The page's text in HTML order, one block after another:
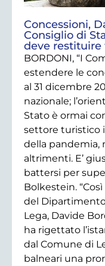
Concessioni,
Consiglio di
deve restituire
BORDONI, “I
estendere le
al 31 dicembre
nazionale;
Stato è ormai
settore turistico
della pandemia,
altrimenti. E’
battersi per
Bolkestein.
del
Lega, Davide
ha rigettato
dal Comune di
balneari una